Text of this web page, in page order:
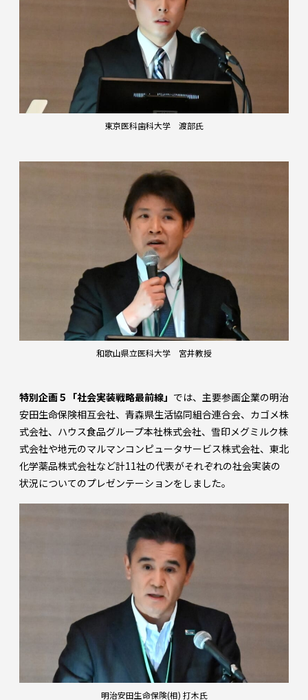
東京医科歯科大学 渡部氏
和歌山県立医科大学 宮井教授
特別企画５「社会実装戦略最前線」 では、主要参画企業の明治
安田生命保険相互会社、青森県生活協同組合連合会、カゴメ株
式会社、ハウス食品グループ本社株式会社、雪印メグミルク株
式会社や地元のマルマンコンピュータサービス株式会社、東北
化学薬品株式会社など計11社の代表がそれぞれの社会実装の
状況についてのプレゼンテーションをしました。
明治安田生命保険(相) 打木氏